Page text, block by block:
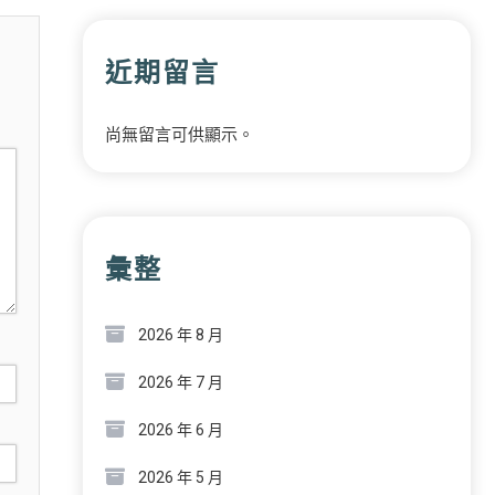
近期留言
尚無留言可供顯示。
彙整
2026 年 8 月
2026 年 7 月
2026 年 6 月
2026 年 5 月